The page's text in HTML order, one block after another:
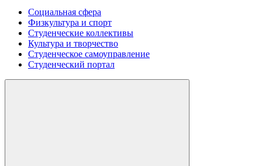
Социальная сфера
Физкультура и спорт
Студенческие коллективы
Культура и творчество
Студенческое самоуправление
Студенческий портал